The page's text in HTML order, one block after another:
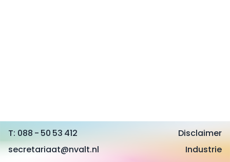
088 - 50 53 412
secretariaat@nvalt.nl
Disclaimer
Industrie